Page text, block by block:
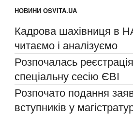
НОВИНИ OSVITA.UA
Кадрова шахівниця в
читаємо і аналізуємо
Розпочалась
спеціальну сесію ЄВІ
Розпочато подання
вступників у